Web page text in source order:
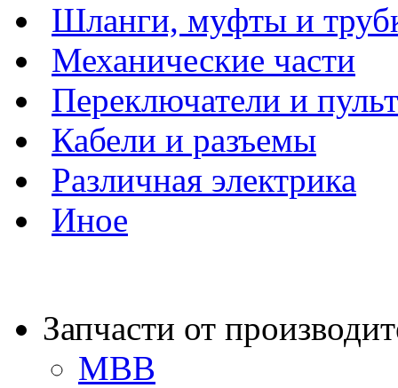
Шланги, муфты и
Механические части
Переключатели и
Кабели и разъемы
Различная электрика
Иное
Запчасти от
MBB